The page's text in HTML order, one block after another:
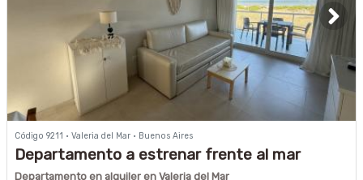
Código 9211 · Valeria del Mar · Buenos Aires
Departamento a estrenar frente al mar
Departamento en alquiler en Valeria del Mar